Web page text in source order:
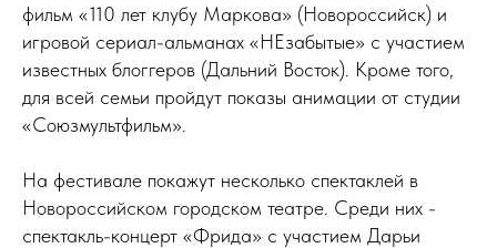
фильм «110 лет клубу Маркова» (Новороссийск) и
игровой сериал-альманах «НЕзабытые» с участием
известных блоггеров (Дальний Восток). Кроме того,
для всей семьи пройдут показы анимации от студии
«Союзмультфильм».
На фестивале покажут несколько спектаклей в
Новороссийском городском театре. Среди них -
спектакль-концерт «Фрида» с участием Дарьи